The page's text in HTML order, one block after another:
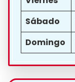
Sábado
Domingo